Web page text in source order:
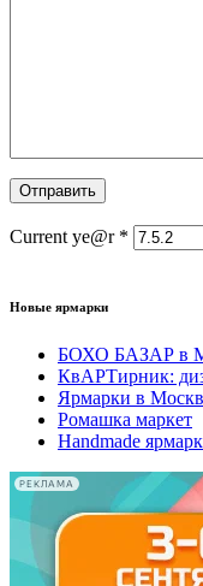
Current ye@r *
Новые ярмарки
БОХО БАЗАР в
КвАРТирник:
Ярмарки в
Ромашка маркет
Handmade
РЕКЛАМА